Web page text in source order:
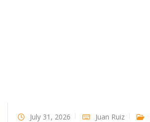
July 31, 2026 Juan Ruiz